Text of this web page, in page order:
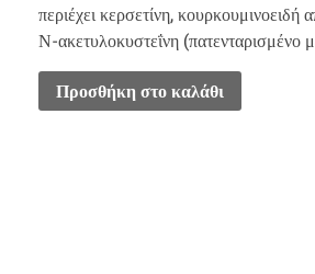
περιέχει κερσετίνη, κουρκουμινοειδή
Ν-ακετυλοκυστεΐνη (πατενταρισμένο
Προσθήκη στο καλάθι